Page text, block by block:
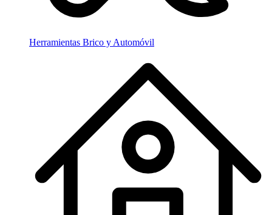
Herramientas Brico y Automóvil